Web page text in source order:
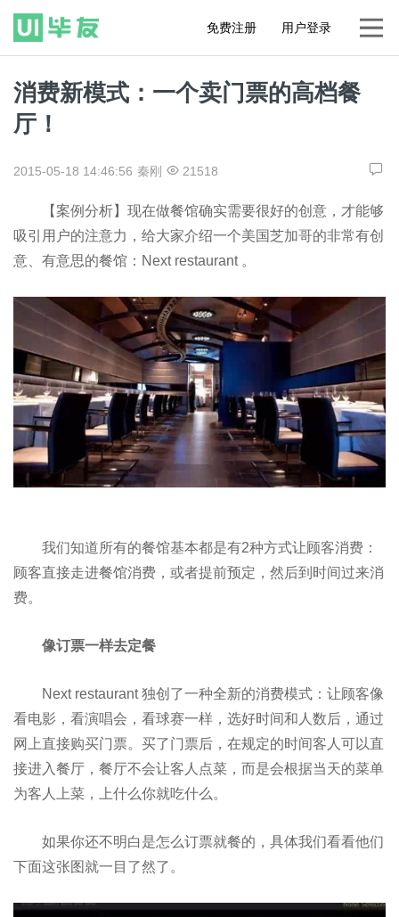
免费注册 用户登录
消费新模式：一个卖门票的高档餐
厅！
2015-05-18 14:46:56 秦刚 21518
【案例分析】现在做餐馆确实需要很好的创意，才能够
吸引用户的注意力，给大家介绍一个美国芝加哥的非常有创
意、有意思的餐馆：Next restaurant 。
我们知道所有的餐馆基本都是有2种方式让顾客消费：
顾客直接走进餐馆消费，或者提前预定，然后到时间过来消
费。
像订票一样去定餐
Next restaurant 独创了一种全新的消费模式：让顾客像
看电影，看演唱会，看球赛一样，选好时间和人数后，通过
网上直接购买门票。买了门票后，在规定的时间客人可以直
接进入餐厅，餐厅不会让客人点菜，而是会根据当天的菜单
为客人上菜，上什么你就吃什么。
如果你还不明白是怎么订票就餐的，具体我们看看他们
下面这张图就一目了然了。